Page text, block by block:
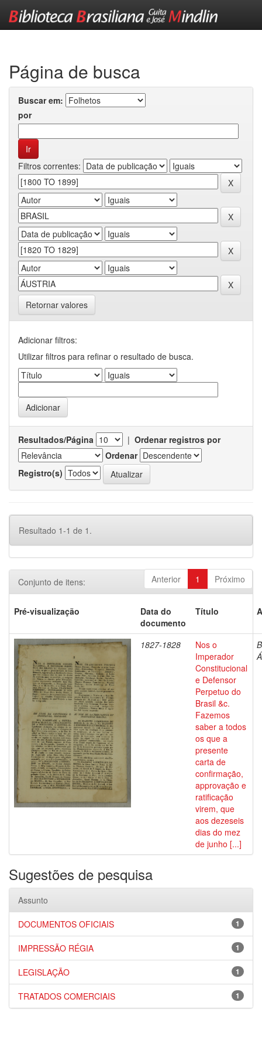
Página de busca
Buscar em:
por
Filtros correntes:
Retornar valores
Adicionar filtros:
Utilizar filtros para refinar o resultado de busca.
Resultados/Página | Ordenar registros por
Ordenar
Registro(s)
Resultado 1-1 de 1.
Anterior 1 Próximo
Conjunto de itens:
Pré-visualização
Data do
documento
Título
1827-1828
Nos o
Imperador
Constitucional
e Defensor
Perpetuo do
Brasil &c.
Fazemos
saber a todos
os que a
presente
carta de
confirmação,
approvação e
ratificação
virem, que
aos dezeseis
dias do mez
de junho [...]
Sugestões de pesquisa
Assunto
1
DOCUMENTOS OFICIAIS
1
IMPRESSÃO RÉGIA
1
LEGISLAÇÃO
1
TRATADOS COMERCIAIS